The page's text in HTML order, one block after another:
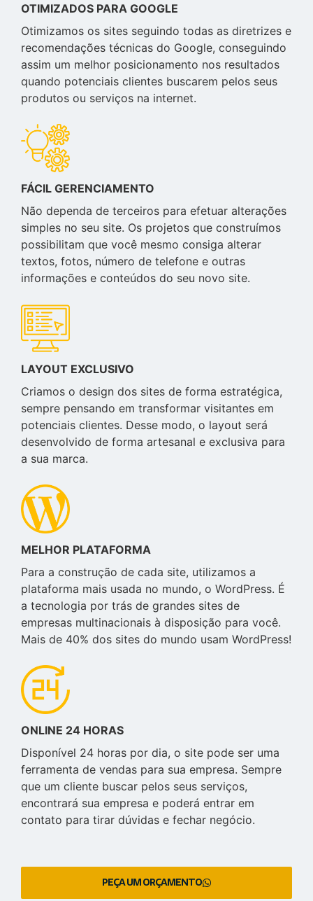
OTIMIZADOS PARA GOOGLE
Otimizamos os sites seguindo todas as diretrizes e
recomendações técnicas do Google, conseguindo
assim um melhor posicionamento nos resultados
quando potenciais clientes buscarem pelos seus
produtos ou serviços na internet.
FÁCIL GERENCIAMENTO
Não dependa de terceiros para efetuar alterações
simples no seu site. Os projetos que construímos
possibilitam que você mesmo consiga alterar
textos, fotos, número de telefone e outras
informações e conteúdos do seu novo site.
LAYOUT EXCLUSIVO
Criamos o design dos sites de forma estratégica,
sempre pensando em transformar visitantes em
potenciais clientes. Desse modo, o layout será
desenvolvido de forma artesanal e exclusiva para
a sua marca.
MELHOR PLATAFORMA
Para a construção de cada site, utilizamos a
plataforma mais usada no mundo, o WordPress. É
a tecnologia por trás de grandes sites de
empresas multinacionais à disposição para você.
Mais de 40% dos sites do mundo usam WordPress!
ONLINE 24 HORAS
Disponível 24 horas por dia, o site pode ser uma
ferramenta de vendas para sua empresa. Sempre
que um cliente buscar pelos seus serviços,
encontrará sua empresa e poderá entrar em
contato para tirar dúvidas e fechar negócio.
PEÇA UM ORÇAMENTO